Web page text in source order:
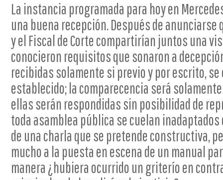
La instancia programada para hoy en
una buena recepción. Después de
y el Fiscal de Corte compartirían juntos una
conocieron requisitos que sonaron a
recibidas solamente si previo y por escrito,
establecido; la comparecencia será
ellas serán respondidas sin posibilidad de
toda asamblea pública se cuelan
de una charla que se pretende constructiva,
mucho a la puesta en escena de un manual
manera ¿hubiera ocurrido un griterío en